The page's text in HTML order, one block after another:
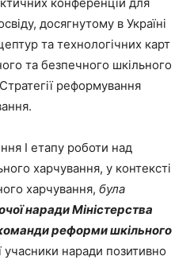
досягнутому в Україні
та технологічних карт
та безпечного шкільного
реформування
І етапу роботи над
харчування, у контексті
харчування, була
наради Міністерства
команди реформи шкільного
учасники наради позитивно